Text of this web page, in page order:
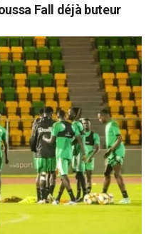
Fall déjà buteur